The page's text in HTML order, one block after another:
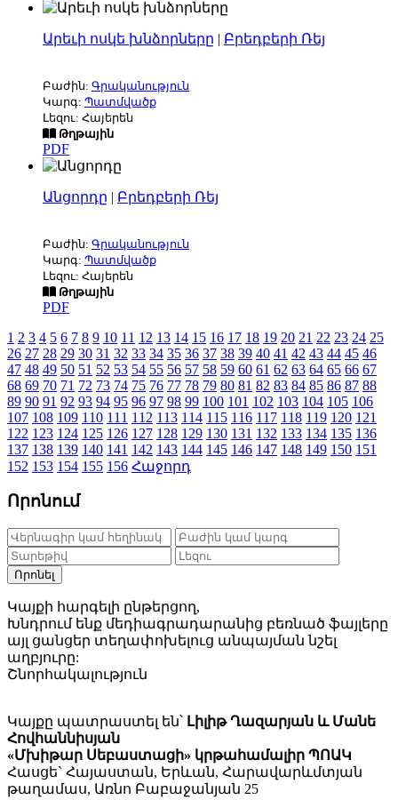
Արեւի ոսկե խնձորները | Բրեդբերի Ռեյ
Բաժին: Գրականություն
Կարգ: Պատմվածք
Լեզու: Հայերեն
Թղթային
PDF
Անցորդը | Բրեդբերի Ռեյ
Բաժին: Գրականություն
Կարգ: Պատմվածք
Լեզու: Հայերեն
Թղթային
PDF
1 2 3 4 5 6 7 8 9 10 11 12 13 14 15 16 17 18 19 20 21 22 23 24 25
26 27 28 29 30 31 32 33 34 35 36 37 38 39 40 41 42 43 44 45 46
47 48 49 50 51 52 53 54 55 56 57 58 59 60 61 62 63 64 65 66 67
68 69 70 71 72 73 74 75 76 77 78 79 80 81 82 83 84 85 86 87 88
89 90 91 92 93 94 95 96 97 98 99 100 101 102 103 104 105 106
107 108 109 110 111 112 113 114 115 116 117 118 119 120 121
122 123 124 125 126 127 128 129 130 131 132 133 134 135 136
137 138 139 140 141 142 143 144 145 146 147 148 149 150 151
152 153 154 155 156 Հաջորդ
Որոնում
Որոնել
Կայքի հարգելի ընթերցող,
Խնդրում ենք մեդիագրադարանից բեռնած ֆայլերը
այլ ցանցեր տեղափոխելուց անպայման նշել
աղբյուրը:
Շնորհակալություն
Կայքը պատրաստել են՝ Լիլիթ Ղազարյան և Մանե
Հովհաննիսյան
«Մխիթար Սեբաստացի» կրթահամալիր ՊՈԱԿ
Հասցե` Հայաստան, Երևան, Հարավարևմտյան
թաղամաս, Առնո Բաբաջանյան 25